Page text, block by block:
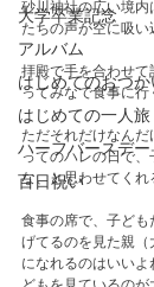
大学卒業記念
アルバム
はじめてのおつか
はじめての一人旅
ハーフバースデー
百日祝い
砂川神社の広い境内
たちの声が空に吸い
拝殿で手を合わせ
ってみなで食事に行
ただそれだけなんだ
ってのハレの日で
な、と思わせてくれ
食事の席で、子ど
げてるのを見た親
になれるのはいい